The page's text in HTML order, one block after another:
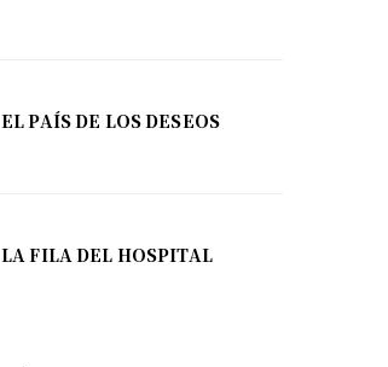
EL PAÍS DE LOS DESEOS
LA FILA DEL HOSPITAL